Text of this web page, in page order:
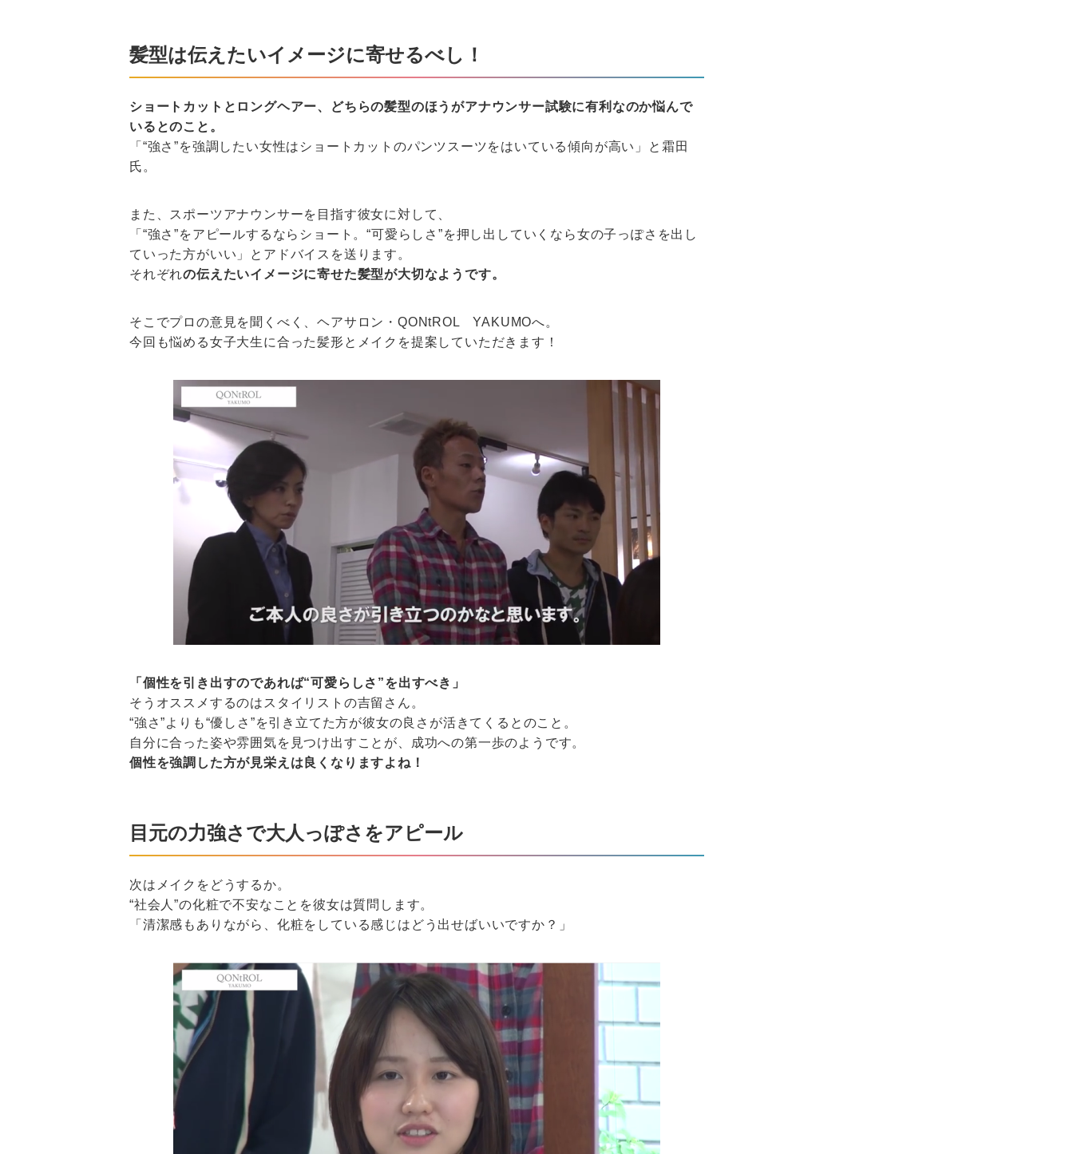
髪型は伝えたいイメージに寄せるべし！
ショートカットとロングヘアー、どちらの髪型のほうがアナウンサー試験に有利なのか悩んで
いるとのこと。
「“強さ”を強調したい女性はショートカットのパンツスーツをはいている傾向が高い」と霜田
氏。
また、スポーツアナウンサーを目指す彼女に対して、
「“強さ”をアピールするならショート。“可愛らしさ”を押し出していくなら女の子っぽさを出し
ていった方がいい」とアドバイスを送ります。
それぞれの伝えたいイメージに寄せた髪型が大切なようです。
そこでプロの意見を聞くべく、ヘアサロン・QONtROL YAKUMOへ。
今回も悩める女子大生に合った髪形とメイクを提案していただきます！
「個性を引き出すのであれば“可愛らしさ”を出すべき」
そうオススメするのはスタイリストの吉留さん。
“強さ”よりも“優しさ”を引き立てた方が彼女の良さが活きてくるとのこと。
自分に合った姿や雰囲気を見つけ出すことが、成功への第一歩のようです。
個性を強調した方が見栄えは良くなりますよね！
目元の力強さで大人っぽさをアピール
次はメイクをどうするか。
“社会人”の化粧で不安なことを彼女は質問します。
「清潔感もありながら、化粧をしている感じはどう出せばいいですか？」